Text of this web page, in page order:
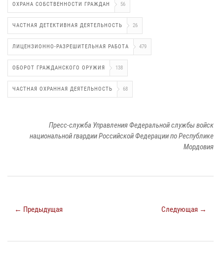
ОХРАНА СОБСТВЕННОСТИ ГРАЖДАН 56
ЧАСТНАЯ ДЕТЕКТИВНАЯ ДЕЯТЕЛЬНОСТЬ 26
ЛИЦЕНЗИОННО-РАЗРЕШИТЕЛЬНАЯ РАБОТА 479
ОБОРОТ ГРАЖДАНСКОГО ОРУЖИЯ 138
ЧАСТНАЯ ОХРАННАЯ ДЕЯТЕЛЬНОСТЬ 68
Пресс-служба Управления Федеральной службы войск
национальной гвардии Российской Федерации по Республике
Мордовия
← Предыдущая Следующая →